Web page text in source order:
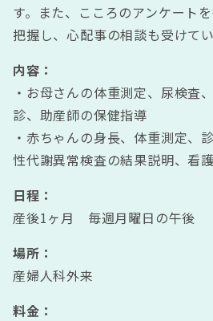
す。また、こころのアンケート
把握し、心配事の相談も受けてい
内容：
・お母さんの体重測定、尿検査
診、助産師の保健指導
・赤ちゃんの身長、体重測定、
性代謝異常検査の結果説明、看
日程：
産後1ヶ月 毎週月曜日の午後
場所：
産婦人科外来
料金：